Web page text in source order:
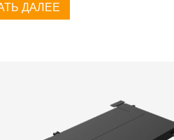
ДАЛЕЕ